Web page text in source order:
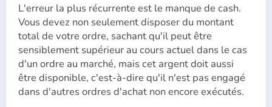
L'erreur la plus récurrente est le manque de cash.
Vous devez non seulement disposer du montant
total de votre ordre, sachant qu'il peut être
sensiblement supérieur au cours actuel dans le cas
d'un ordre au marché, mais cet argent doit aussi
être disponible, c'est-à-dire qu'il n'est pas engagé
dans d'autres ordres d'achat non encore exécutés.